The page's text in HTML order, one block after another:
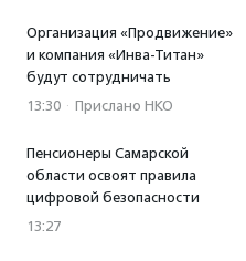
Организация «Продвижение»
и компания «Инва-Титан»
будут сотрудничать
13:30 · Прислано НКО
Пенсионеры Самарской
области освоят правила
цифровой безопасности
13:27